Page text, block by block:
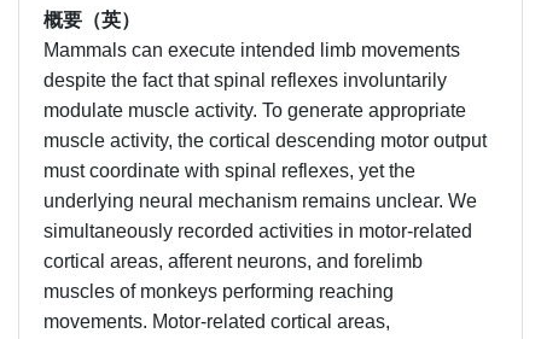
概要（英）
Mammals can execute intended limb movements
despite the fact that spinal reflexes involuntarily
modulate muscle activity. To generate appropriate
muscle activity, the cortical descending motor output
must coordinate with spinal reflexes, yet the
underlying neural mechanism remains unclear. We
simultaneously recorded activities in motor-related
cortical areas, afferent neurons, and forelimb
muscles of monkeys performing reaching
movements. Motor-related cortical areas,